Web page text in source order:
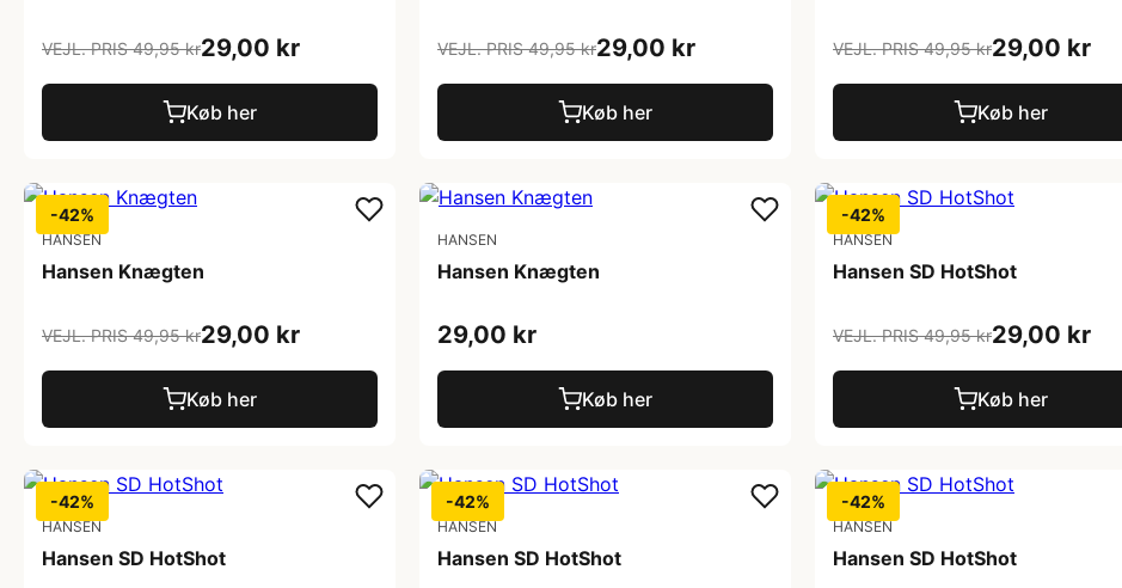
VEJL. PRIS 49,95 kr29,00 kr
Køb her
VEJL. PRIS 49,95 kr29,00 kr
Køb her
VEJL. PRIS 49,95 kr29,00 kr
Køb her
-42%
HANSEN
Hansen Knægten
VEJL. PRIS 49,95 kr29,00 kr
Køb her
HANSEN
Hansen Knægten
29,00 kr
Køb her
-42%
HANSEN
Hansen SD HotShot
VEJL. PRIS 49,95 kr29,00 kr
Køb her
-42%
HANSEN
Hansen SD HotShot
-42%
HANSEN
Hansen SD HotShot
-42%
HANSEN
Hansen SD HotShot